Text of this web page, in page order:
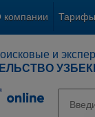
компании Тарифы
и